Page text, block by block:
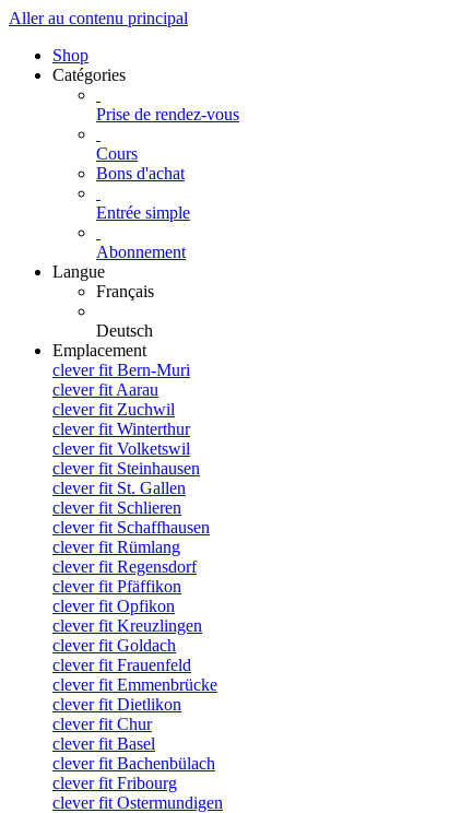
Aller au contenu principal
Shop
Catégories
Prise de rendez-vous
Cours
Bons d'achat
Entrée simple
Abonnement
Langue
Français
Deutsch
Emplacement
clever fit Bern-Muri
clever fit Aarau
clever fit Zuchwil
clever fit Winterthur
clever fit Volketswil
clever fit Steinhausen
clever fit St. Gallen
clever fit Schlieren
clever fit Schaffhausen
clever fit Rümlang
clever fit Regensdorf
clever fit Pfäffikon
clever fit Opfikon
clever fit Kreuzlingen
clever fit Goldach
clever fit Frauenfeld
clever fit Emmenbrücke
clever fit Dietlikon
clever fit Chur
clever fit Basel
clever fit Bachenbülach
clever fit Fribourg
clever fit Ostermundigen